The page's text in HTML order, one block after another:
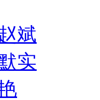
斌
实